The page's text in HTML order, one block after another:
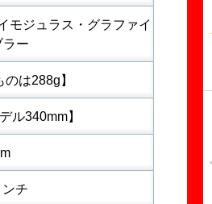
モジュラス・グラファイ
ラー
は288g】
ル340mm】
チ